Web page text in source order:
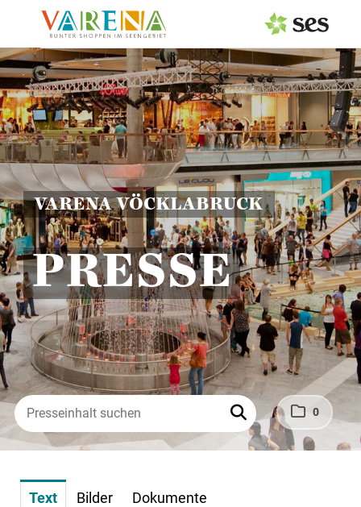
0
VARENA VÖCKLABRUCK
PRESSE
PRESSEAUSSENDUNGEN
Center & Marken
Services
Events
MEDIAGALERIE
PRESSEKONTAKT
Text Bilder Dokumente